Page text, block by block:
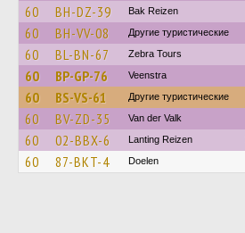
60 BH-DZ-39 Bak Reizen
60 BH-VV-08 Другие туристические
60 BL-BN-67 Zebra Tours
60 BP-GP-76 Veenstra
60 BS-VS-61 Другие туристические
60 BV-ZD-35 Van der Valk
60 02-BBX-6 Lanting Reizen
60 87-BKT-4 Doelen